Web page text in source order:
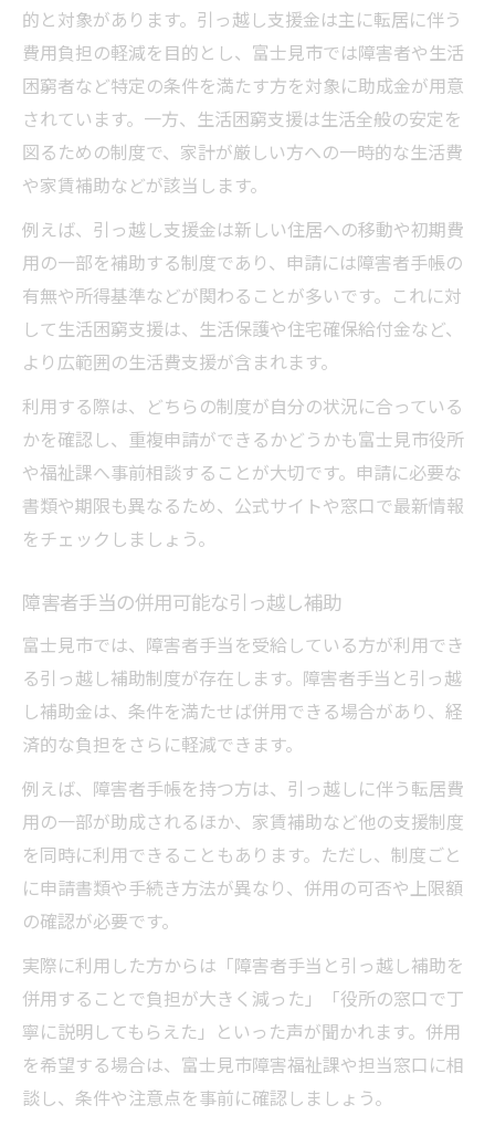
的と対象があります。引っ越し支援金は主に転居に伴う
費用負担の軽減を目的とし、富士見市では障害者や生活
困窮者など特定の条件を満たす方を対象に助成金が用意
されています。一方、生活困窮支援は生活全般の安定を
図るための制度で、家計が厳しい方への一時的な生活費
や家賃補助などが該当します。
例えば、引っ越し支援金は新しい住居への移動や初期費
用の一部を補助する制度であり、申請には障害者手帳の
有無や所得基準などが関わることが多いです。これに対
して生活困窮支援は、生活保護や住宅確保給付金など、
より広範囲の生活費支援が含まれます。
利用する際は、どちらの制度が自分の状況に合っている
かを確認し、重複申請ができるかどうかも富士見市役所
や福祉課へ事前相談することが大切です。申請に必要な
書類や期限も異なるため、公式サイトや窓口で最新情報
をチェックしましょう。
障害者手当の併用可能な引っ越し補助
富士見市では、障害者手当を受給している方が利用でき
る引っ越し補助制度が存在します。障害者手当と引っ越
し補助金は、条件を満たせば併用できる場合があり、経
済的な負担をさらに軽減できます。
例えば、障害者手帳を持つ方は、引っ越しに伴う転居費
用の一部が助成されるほか、家賃補助など他の支援制度
を同時に利用できることもあります。ただし、制度ごと
に申請書類や手続き方法が異なり、併用の可否や上限額
の確認が必要です。
実際に利用した方からは「障害者手当と引っ越し補助を
併用することで負担が大きく減った」「役所の窓口で丁
寧に説明してもらえた」といった声が聞かれます。併用
を希望する場合は、富士見市障害福祉課や担当窓口に相
談し、条件や注意点を事前に確認しましょう。